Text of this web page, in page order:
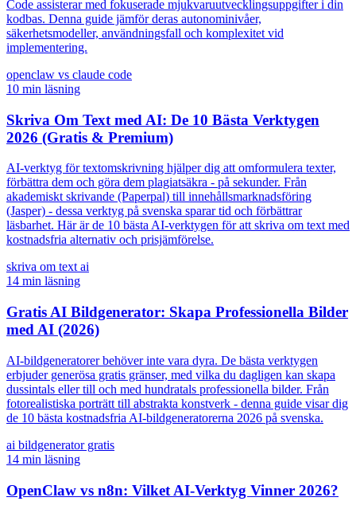
Code assisterar med fokuserade mjukvaruutvecklingsuppgifter i din
kodbas. Denna guide jämför deras autonominivåer,
säkerhetsmodeller, användningsfall och komplexitet vid
implementering.
openclaw vs claude code
10 min läsning
Skriva Om Text med AI: De 10 Bästa Verktygen
2026 (Gratis & Premium)
AI-verktyg för textomskrivning hjälper dig att omformulera texter,
förbättra dem och göra dem plagiatsäkra - på sekunder. Från
akademiskt skrivande (Paperpal) till innehållsmarknadsföring
(Jasper) - dessa verktyg på svenska sparar tid och förbättrar
läsbarhet. Här är de 10 bästa AI-verktygen för att skriva om text med
kostnadsfria alternativ och prisjämförelse.
skriva om text ai
14 min läsning
Gratis AI Bildgenerator: Skapa Professionella Bilder
med AI (2026)
AI-bildgeneratorer behöver inte vara dyra. De bästa verktygen
erbjuder generösa gratis gränser, med vilka du dagligen kan skapa
dussintals eller till och med hundratals professionella bilder. Från
fotorealistiska porträtt till abstrakta konstverk - denna guide visar dig
de 10 bästa kostnadsfria AI-bildgeneratorerna 2026 på svenska.
ai bildgenerator gratis
14 min läsning
OpenClaw vs n8n: Vilket AI-Verktyg Vinner 2026?